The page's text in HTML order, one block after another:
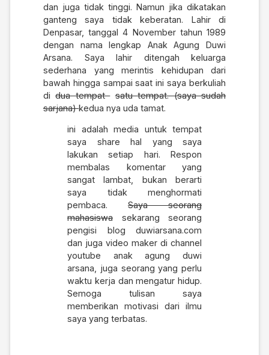
dan juga tidak tinggi. Namun jika dikatakan
ganteng saya tidak keberatan. Lahir di
Denpasar, tanggal 4 November tahun 1989
dengan nama lengkap Anak Agung Duwi
Arsana. Saya lahir ditengah keluarga
sederhana yang merintis kehidupan dari
bawah hingga sampai saat ini saya berkuliah
didua tempat satu tempat. (saya sudah
sarjana)kedua nya uda tamat.
ini adalah media untuk tempat
saya share hal yang saya
lakukan setiap hari. Respon
membalas komentar yang
sangat lambat, bukan berarti
saya tidak menghormati
pembaca. Saya seorang
mahasiswa sekarang seorang
pengisi blog duwiarsana.com
dan juga video maker di channel
youtube anak agung duwi
arsana, juga seorang yang perlu
waktu kerja dan mengatur hidup.
Semoga tulisan saya
memberikan motivasi dari ilmu
saya yang terbatas.